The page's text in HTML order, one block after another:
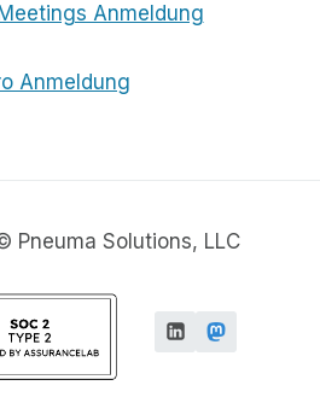
Anmeldung
Anmeldung
Pneuma Solutions, LLC